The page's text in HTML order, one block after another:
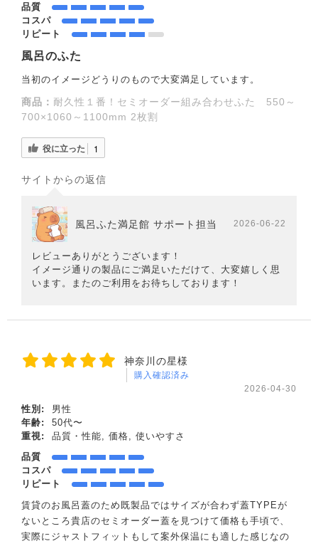
品質
コスパ
リピート
風呂のふた
当初のイメージどうりのもので大変満足しています。
商品： 耐久性１番！セミオーダー組み合わせふた 550～
700×1060～1100mm 2枚割
役に立った 1
サイトからの返信
風呂ふた満足館 サポート担当 2026-06-22
レビューありがとうございます！
イメージ通りの製品にご満足いただけて、大変嬉しく思
います。またのご利用をお待ちしております！
神奈川の星様
購入確認済み
2026-04-30
性別:
男性
年齢:
50代〜
重視:
品質・性能, 価格, 使いやすさ
品質
コスパ
リピート
賃貸のお風呂蓋のため既製品ではサイズが合わず蓋TYPEが
ないところ貴店のセミオーダー蓋を見つけて価格も手頃で、
実際にジャストフィットもして案外保温にも適した感じなの